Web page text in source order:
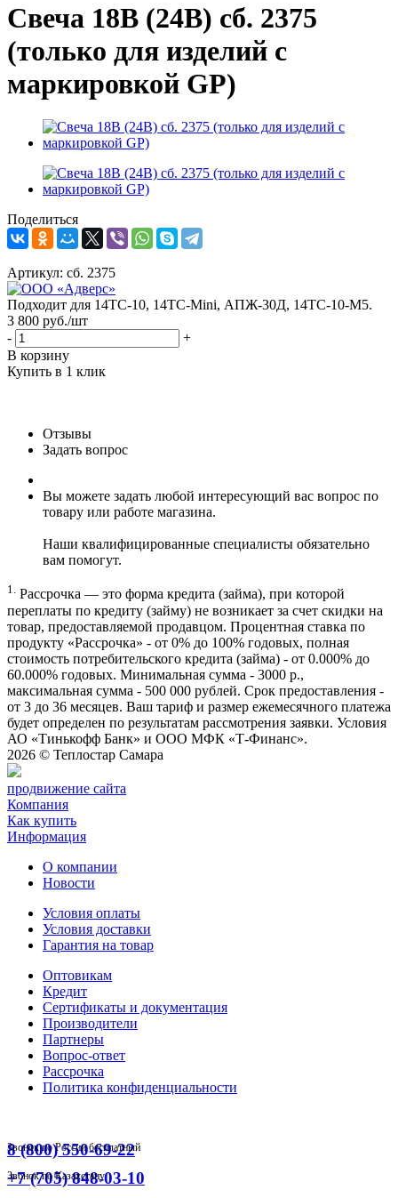
Свеча 18В (24В) сб. 2375
(только для изделий с
маркировкой GP)
Поделиться
Артикул: сб. 2375
Подходит для 14ТС-10, 14ТС-Mini, АПЖ-30Д, 14ТС-10-М5.
3 800 руб./шт
-
+
В корзину
Купить в 1 клик
Отзывы
Задать вопрос
Вы можете задать любой интересующий вас вопрос по
товару или работе магазина.
Наши квалифицированные специалисты обязательно
вам помогут.
1. Рассрочка — это форма кредита (займа), при которой
переплаты по кредиту (займу) не возникает за счет скидки на
товар, предоставляемой продавцом. Процентная ставка по
продукту «Рассрочка» - от 0% до 100% годовых, полная
стоимость потребительского кредита (займа) - от 0.000% до
60.000% годовых. Минимальная сумма - 3000 р.,
максимальная сумма - 500 000 рублей. Срок предоставления -
от 3 до 36 месяцев. Ваш тариф и размер ежемесячного платежа
будет определен по результатам рассмотрения заявки. Условия
АО «Тинькофф Банк» и ООО МФК «Т-Финанс».
2026 © Теплостар Самара
продвижение сайта
Компания
Как купить
Информация
О компании
Новости
Условия оплаты
Условия доставки
Гарантия на товар
Оптовикам
Кредит
Сертификаты и документация
Производители
Партнеры
Вопрос-ответ
Рассрочка
Политика конфиденциальности
8 (800) 550-69-22
Звонок по России бесплатный
+7 (705) 848-03-10
Звонок по Казахстану